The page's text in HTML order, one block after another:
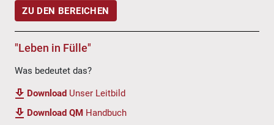
ZU DEN BEREICHEN
"Leben in Fülle"
Was bedeutet das?
Download Unser Leitbild
Download QM Handbuch